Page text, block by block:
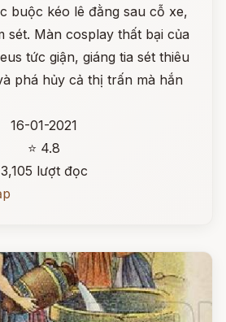
buộc kéo lê đằng sau cỗ xe,
sét. Màn cosplay thất bại của
tức giận, giáng tia sét thiêu
phá hủy cả thị trấn mà hắn
16-01-2021
⭐ 4.8
3,105 lượt đọc